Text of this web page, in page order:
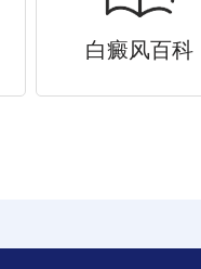
白癜风百科